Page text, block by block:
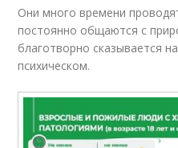
Они много времени
постоянно общаются с
благотворно сказывается
психическом.